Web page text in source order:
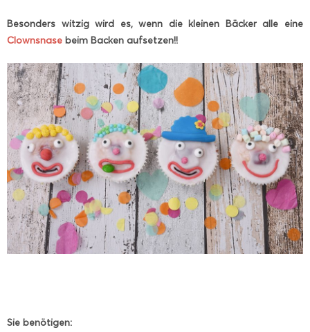
Besonders witzig wird es, wenn die kleinen Bäcker alle eine
Clownsnase beim Backen aufsetzen!!
Sie benötigen: